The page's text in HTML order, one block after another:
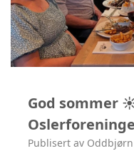
God sommer
Publisert av